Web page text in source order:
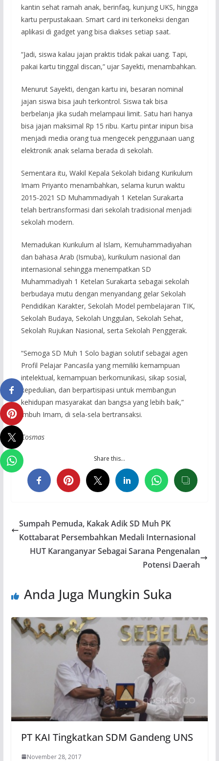
kantin sehat ramah anak, berinfaq, kunjung UKS, hingga
kartu perpustakaan. Smart card ini terkoneksi dengan
aplikasi di gadget yang bisa diakses setiap saat.
“Jadi, siswa kalau jajan praktis tidak pakai uang. Tapi,
pakai kartu tinggal discan,” ujar Sayekti, menambahkan.
Menurut Sayekti, dengan kartu ini, besaran nominal
jajan siswa bisa jauh terkontrol. Siswa tak bisa
berbelanja jika sudah melampaui limit. Satu hari hanya
bisa jajan maksimal Rp 15 ribu. Kartu pintar inipun bisa
menjadi media orang tua mengecek penggunaan uang
elektronik anak selama berada di sekolah.
Sementara itu, Wakil Kepala Sekolah bidang Kurikulum
Imam Priyanto menambahkan, selama kurun waktu
2015-2021 SD Muhammadiyah 1 Ketelan Surakarta
telah bertransformasi dari sekolah tradisional menjadi
sekolah modern.
Memadukan Kurikulum al Islam, Kemuhammadiyahan
dan bahasa Arab (Ismuba), kurikulum nasional dan
internasional sehingga menempatkan SD
Muhammadiyah 1 Ketelan Surakarta sebagai sekolah
berbudaya mutu dengan menyandang gelar Sekolah
Pendidikan Karakter, Sekolah Model pembelajaran TIK,
Sekolah Budaya, Sekolah Unggulan, Sekolah Sehat,
Sekolah Rujukan Nasional, serta Sekolah Penggerak.
“Semoga SD Muh 1 Solo bagian solutif sebagai agen
Profil Pelajar Pancasila yang memiliki kemampuan
intelektual, kemampuan berkomunikasi, sikap sosial,
kepedulian, dan berpartisipasi untuk membangun
kehidupan masyarakat dan bangsa yang lebih baik,”
imbuh Imam, di sela-sela bertransaksi.
Cosmas
Share this…
Sumpah Pemuda, Kakak Adik SD Muh PK
Kottabarat Persembahkan Medali Internasional
HUT Karanganyar Sebagai Sarana Pengenalan
Potensi Daerah
Anda Juga Mungkin Suka
PT KAI Tingkatkan SDM Gandeng UNS
November 28, 2017